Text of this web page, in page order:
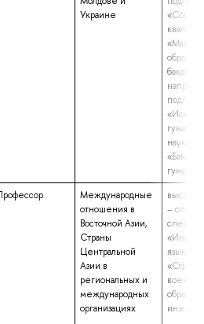
Украине
науки»,
Международные
отношения в
Восточной Азии,
Страны
Центральной
Азии в
региональных и
международных
организациях
высшее
–
языки»,